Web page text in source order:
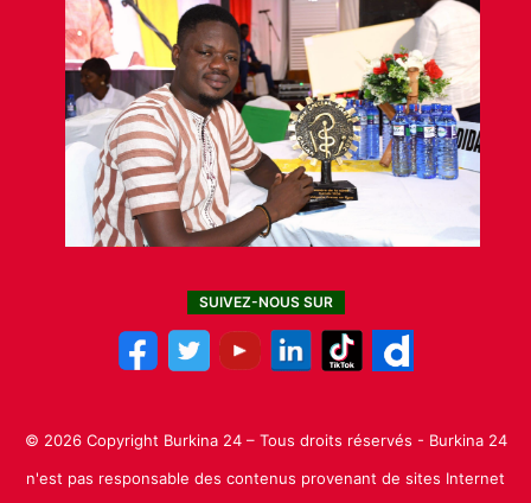
SUIVEZ-NOUS SUR
© 2026 Copyright Burkina 24 – Tous droits réservés - Burkina 24
n'est pas responsable des contenus provenant de sites Internet